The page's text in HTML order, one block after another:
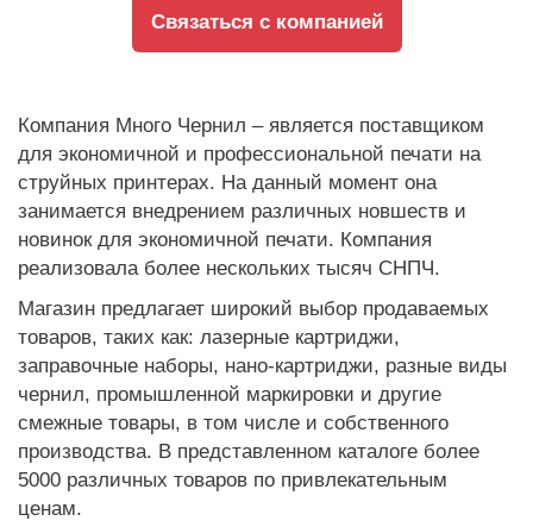
Связаться с компанией
Компания Много Чернил – является поставщиком
для экономичной и профессиональной печати на
струйных принтерах. На данный момент она
занимается внедрением различных новшеств и
новинок для экономичной печати. Компания
реализовала более нескольких тысяч СНПЧ.
Магазин предлагает широкий выбор продаваемых
товаров, таких как: лазерные картриджи,
заправочные наборы, нано-картриджи, разные виды
чернил, промышленной маркировки и другие
смежные товары, в том числе и собственного
производства. В представленном каталоге более
5000 различных товаров по привлекательным
ценам.